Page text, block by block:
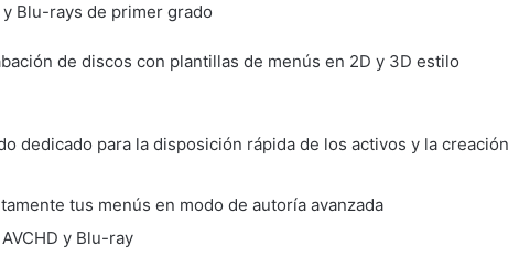
y Blu-rays de primer grado
de discos con plantillas de menús en 2D y 3D estilo
dedicado para la disposición rápida de los activos y la creación
tus menús en modo de autoría avanzada
y Blu-ray